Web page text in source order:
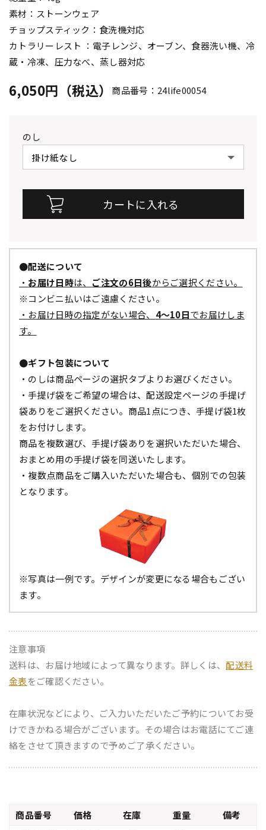
素材：ストーンウェア
チョップスティック：食洗機対応
カトラリーレスト ：電子レンジ、オーブン、食器洗い機、冷
蔵・冷凍、圧力なべ、蒸し器対応
6,050円（税込） 商品番号：24life00054
のし
●配送について
・ お届け日時は、 ご注文の6日後からご選択ください。
※コンビニ払いはご遠慮ください。
・お届け日時の指定がない場合、 4～10日でお届けしま
す。
●ギフト包装について
・のしは商品ページの選択タブよりお選びください。
・手提げ袋をご希望の場合は、配送設定ページの手提げ
袋ありをご選択ください。商品1点につき、手提げ袋1枚
をお付けします。
商品を複数選び、手提げ袋ありを選択いただいた場合、
おまとめ用の手提げ袋を同送いたします。
・複数点商品をご購入いただいた場合も、個別での包装
となります。
※写真は一例です。デザインが変更になる場合もござい
ます。
注意事項
送料は、お届け地域によって異なります。詳しくは、配送料
金表をご確認ください。
在庫状況などにより、ご入力いただいたご予約についてお受
けできかねる場合がございます。その場合はお電話にてご連
絡をさせて頂きますので予めご了承ください。
商品番号 価格 在庫 重量
備考